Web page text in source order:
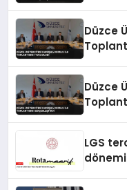
Düzce
Düzce
LGS